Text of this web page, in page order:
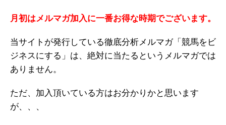
月初はメルマガ加入に一番お得な時期でございます。
当サイトが発行している徹底分析メルマガ「競馬をビ
ジネスにする」は、絶対に当たるというメルマガでは
ありません。
ただ、加入頂いている方はお分かりかと思います
が、、、